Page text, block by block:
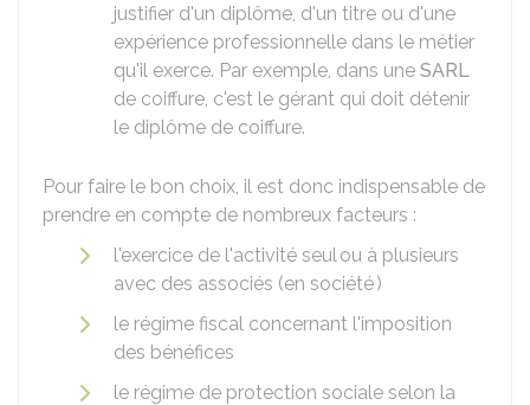
justifier d'un diplôme, d'un titre ou d'une
expérience professionnelle dans le métier
qu'il exerce. Par exemple, dans une SARL
de coiffure, c'est le gérant qui doit détenir
le diplôme de coiffure.
Pour faire le bon choix, il est donc indispensable de
prendre en compte de nombreux facteurs :
l'exercice de l'activité seul ou à plusieurs
avec des associés (en société )
le régime fiscal concernant l'imposition
des bénéfices
le régime de protection sociale selon la